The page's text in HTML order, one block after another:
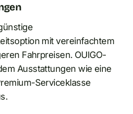
mit vereinfachtem
Fahrpreisen. OUIGO-
Ausstattungen wie eine
Serviceklasse